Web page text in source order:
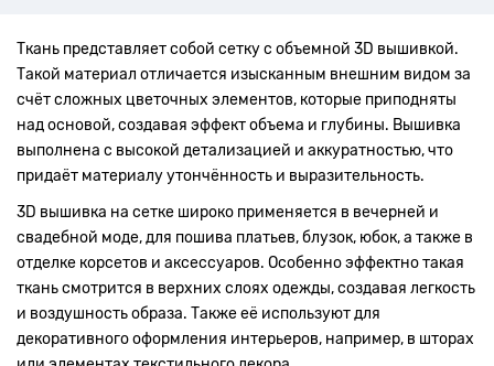
Ткань представляет собой сетку с объемной 3D вышивкой.
Такой материал отличается изысканным внешним видом за
счёт сложных цветочных элементов, которые приподняты
над основой, создавая эффект объема и глубины. Вышивка
выполнена с высокой детализацией и аккуратностью, что
придаёт материалу утончённость и выразительность.
3D вышивка на сетке широко применяется в вечерней и
свадебной моде, для пошива платьев, блузок, юбок, а также в
отделке корсетов и аксессуаров. Особенно эффектно такая
ткань смотрится в верхних слоях одежды, создавая легкость
и воздушность образа. Также её используют для
декоративного оформления интерьеров, например, в шторах